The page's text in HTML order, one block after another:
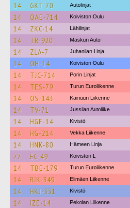
14 GKT-70 Autolinjat
14 OAE-714 Koiviston Oulu
14 ZKC-14 Lähilinjat
14 TR-920 Maskun Auto
14 ZLA-7 Juhanilan Linja
14 OH-14 Koiviston Oulu
14 TJC-714 Porin Linjat
14 TES-79 Turun Euroliikenne
14 OS-143 Kainuun Liikenne
14 TV-71 Jussilan Autoliike
14 HGE-14 Kivistö
14 HG-214 Vekka Liikenne
14 HNK-80 Hämeen Linja
77 EC-49 Koiviston L
14 TBE-179 Turun Euroliikenne
14 RJK-349 Elimäen Liikenne
14 HKJ-331 Kivistö
14 IZE-14 Pekolan Liikenne